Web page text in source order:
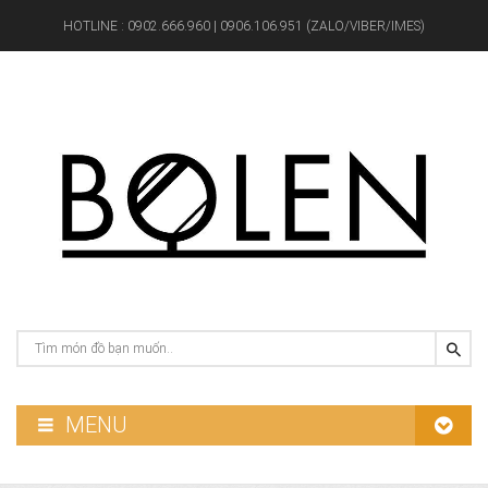
HOTLINE : 0902.666.960 | 0906.106.951 (ZALO/VIBER/IMES)
MENU